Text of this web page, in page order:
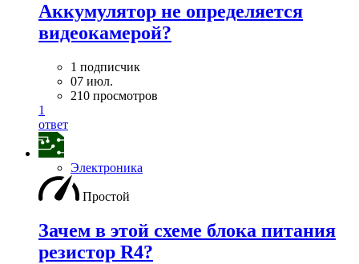
Аккумулятор не определяется
видеокамерой?
1 подписчик
07 июл.
210 просмотров
1
ответ
Электроника
Простой
Зачем в этой схеме блока питания
резистор R4?